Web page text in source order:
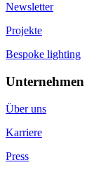
Newsletter
Projekte
Bespoke lighting
Unternehmen
Über uns
Karriere
Press